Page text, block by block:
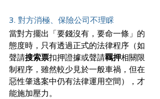
3. 對方消極、保險公司不理睬
當對方擺出「要錢沒有，要命一條」的
態度時，只有透過正式的法律程序（如
聲請搜索票扣押證據或聲請羈押相關限
制程序，雖然較少見於一般車禍，但在
惡性肇逃案中仍有法律運用空間），才
能施加壓力。